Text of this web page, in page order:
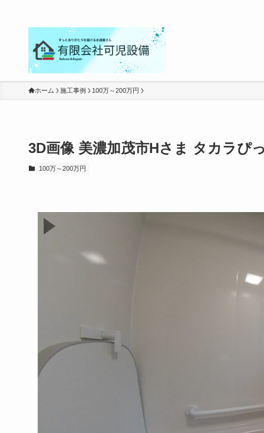
ホーム 施工事例 100万～200万円
3D画像 美濃加茂市Hさま タカラぴ
100万～200万円